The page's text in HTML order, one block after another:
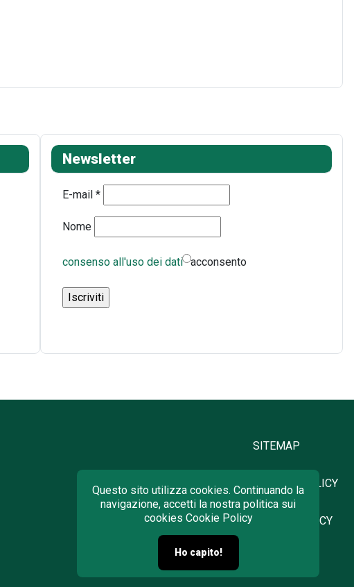
Newsletter
E-mail *
Nome
consenso all'uso dei dati acconsento
SITEMAP
PRIVACY POLICY
COOKIE POLICY
Questo sito utilizza cookies. Continuando la
navigazione, accetti la nostra politica sui
cookies Cookie Policy
Ho capito!